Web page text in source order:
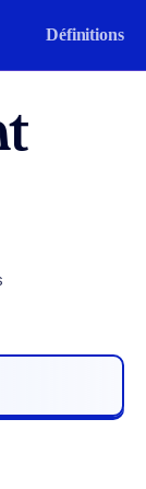
Définitions